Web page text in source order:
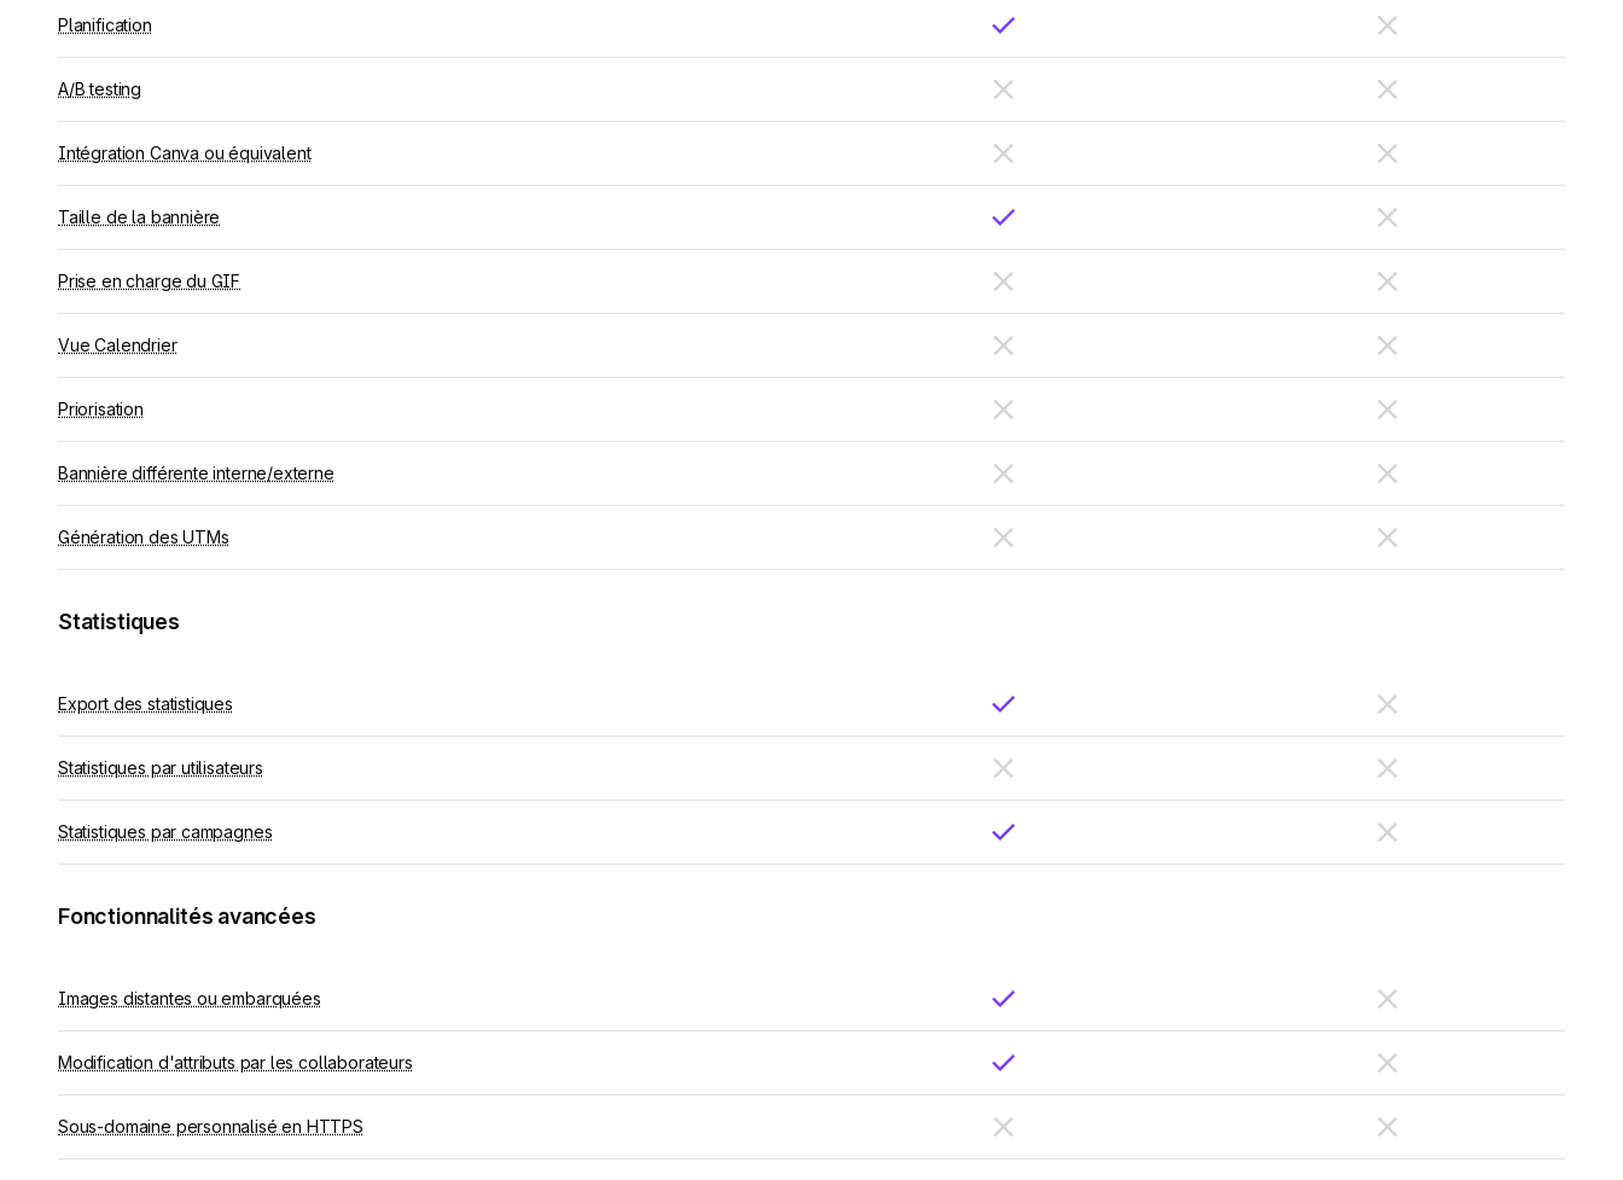
Planification
A/B testing
Intégration Canva ou équivalent
Taille de la bannière
Prise en charge du GIF
Vue Calendrier
Priorisation
Bannière différente interne/externe
Génération des UTMs
Statistiques
Export des statistiques
Statistiques par utilisateurs
Statistiques par campagnes
Fonctionnalités avancées
Images distantes ou embarquées
Modification d'attributs par les collaborateurs
Sous-domaine personnalisé en HTTPS